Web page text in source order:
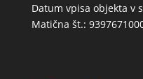
Datum vpisa objekta v
Matična št.: